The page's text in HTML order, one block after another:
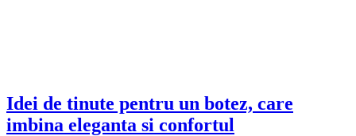
Idei de tinute pentru un botez, care
imbina eleganta si confortul